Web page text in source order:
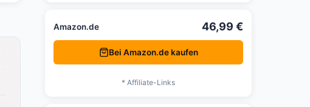
Amazon.de 46,99 €
Bei Amazon.de kaufen
* Affiliate-Links